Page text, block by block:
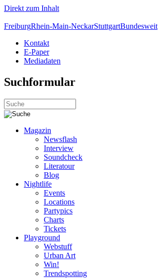
Direkt zum Inhalt
FreiburgRhein-Main-NeckarStuttgartBundesweit
Kontakt
E-Paper
Mediadaten
Suchformular
Magazin
Newsflash
Interview
Soundcheck
Literatour
Blog
Nightlife
Events
Locations
Partypics
Charts
Tickets
Playground
Webstuff
Urban Art
Win!
Trendspotting